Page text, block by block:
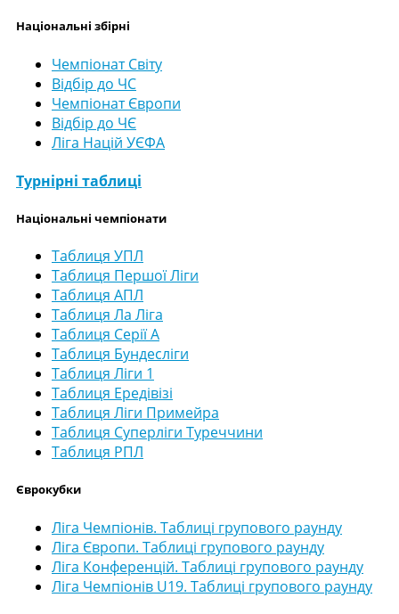
Національні збірні
Чемпіонат Світу
Відбір до ЧС
Чемпіонат Європи
Відбір до ЧЄ
Ліга Націй УЄФА
Турнірні таблиці
Національні чемпіонати
Таблиця УПЛ
Таблиця Першої Ліги
Таблиця АПЛ
Таблиця Ла Ліга
Таблиця Серії А
Таблиця Бундесліги
Таблиця Ліги 1
Таблиця Ередівізі
Таблиця Ліги Примейра
Таблиця Суперліги Туреччини
Таблиця РПЛ
Єврокубки
Ліга Чемпіонів. Таблиці групового раунду
Ліга Європи. Таблиці групового раунду
Ліга Конференцій. Таблиці групового раунду
Ліга Чемпіонів U19. Таблиці групового раунду